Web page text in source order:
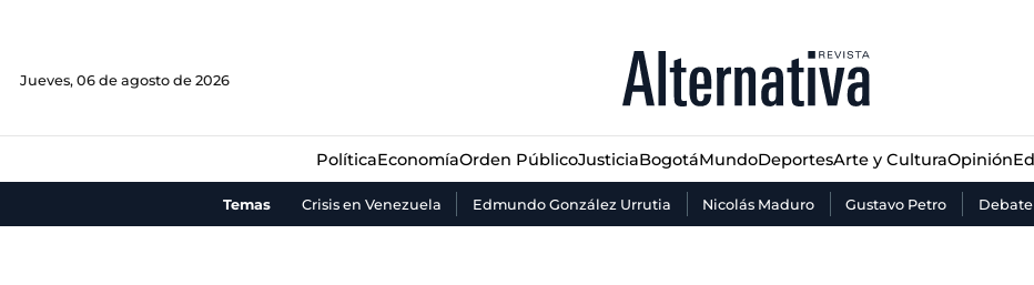
Jueves, 06 de agosto de 2026
PolíticaEconomíaOrden PúblicoJusticiaBogotáMundoDeportesArte y CulturaOpinión
Temas Crisis en Venezuela Edmundo González Urrutia Nicolás Maduro Gustavo Petro
JusticiaBogotáMundo Deportes Arte y Cultura